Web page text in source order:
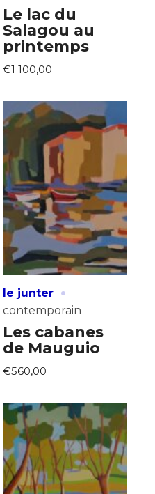
Le lac du
Salagou au
printemps
€1 100,00
le junter ·
contemporain
Les cabanes
de Mauguio
€560,00